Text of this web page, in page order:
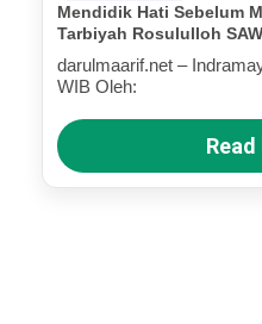
Mendidik Hati Sebelum
Tarbiyah Rosululloh
Terluka (Bagian III)
darulmaarif.net –
WIB Oleh: